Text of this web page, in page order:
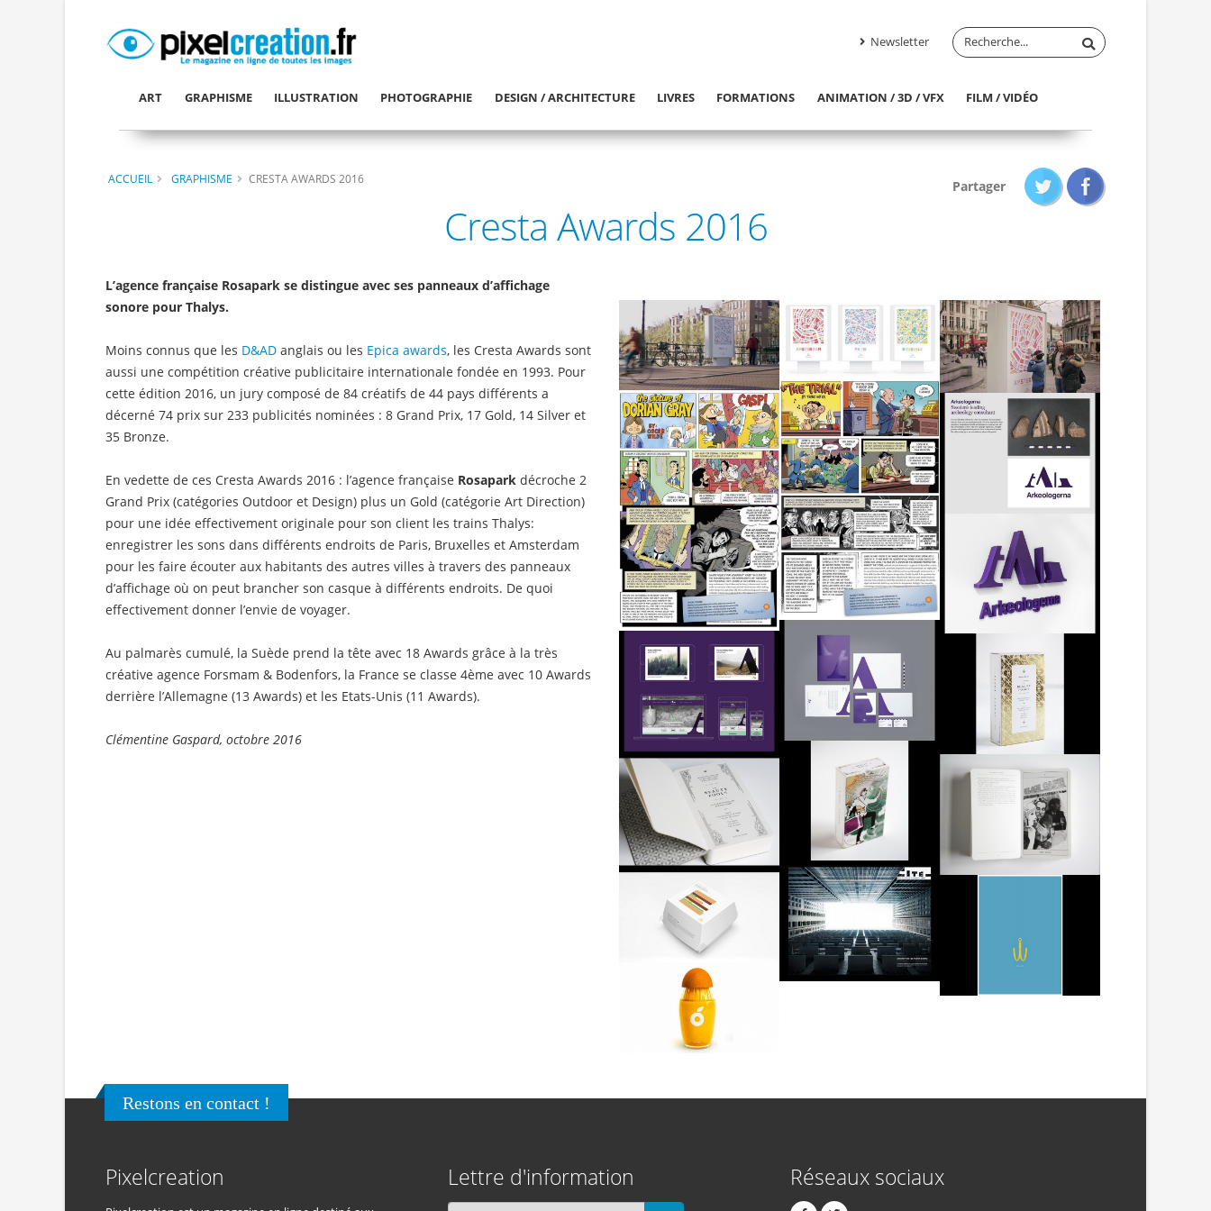
Newsletter
ART GRAPHISME ILLUSTRATION PHOTOGRAPHIE DESIGN / ARCHITECTURE LIVRES FORMATIONS ANIMATION / 3D / VFX FILM / VIDÉO
ACCUEIL GRAPHISME CRESTA AWARDS 2016 Partager
Cresta Awards 2016
L’agence française Rosapark se distingue avec ses panneaux d’affichage
sonore pour Thalys.
Moins connus que les D&AD anglais ou les Epica awards, les Cresta Awards sont
aussi une compétition créative publicitaire internationale fondée en 1993. Pour
cette édition 2016, un jury composé de 84 créatifs de 44 pays différents a
décerné 74 prix sur 233 publicités nominées : 8 Grand Prix, 17 Gold, 14 Silver et
35 Bronze.
En vedette de ces Cresta Awards 2016 : l’agence française Rosapark décroche 2
Grand Prix (catégories Outdoor et Design) plus un Gold (catégorie Art Direction)
pour une idée effectivement originale pour son client les trains Thalys:
enregistrer les sons dans différents endroits de Paris, Bruxelles et Amsterdam
pour les faire écouter aux habitants des autres villes à travers des panneaux
d’affichage où on peut brancher son casque à différents endroits. De quoi
effectivement donner l’envie de voyager.
Au palmarès cumulé, la Suède prend la tête avec 18 Awards grâce à la très
créative agence Forsmam & Bodenfors, la France se classe 4ème avec 10 Awards
derrière l’Allemagne (13 Awards) et les Etats-Unis (11 Awards).
Clémentine Gaspard, octobre 2016
Restons en contact !
Pixelcreation Lettre d'information Réseaux sociaux